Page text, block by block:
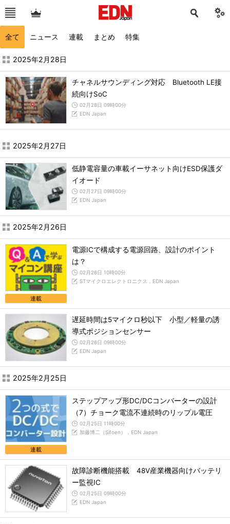
全て ニュース 連載 まとめ 特集
2025年2月の記事一覧 - EDN Japan
2025年2月28日
チャネルサウンディング対応 Bluetooth LE接
続向けSoC
02月28日 09時00分
EDN Japan
2025年2月27日
低静電容量の車載イーサネット向けESD保護ダ
イオード
02月27日 09時00分
EDN Japan
2025年2月26日
連載
電源ICで構成する電源回路、設計のポイント
は？
02月26日 10時00分
STマイクロエレクトロニクス，EDN Japan
遅延時間は5マイクロ秒以下 小型／軽量の誘
導式ポジションセンサー
02月26日 09時00分
EDN Japan
2025年2月25日
連載
ステップアップ形DC/DCコンバーターの設計
（7）チョーク電流不連続時のリップル電圧
02月25日 11時00分
加藤博二（Sifoen），EDN Japan
故障診断機能搭載 48V産業機器向けバッテリ
ー監視IC
02月25日 09時00分
EDN Japan